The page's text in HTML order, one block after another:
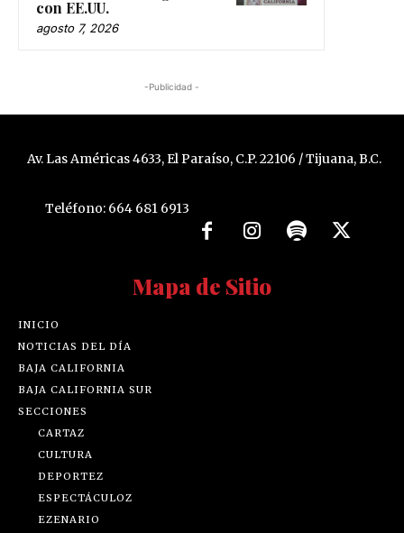
con EE.UU.
agosto 7, 2026
-Publicidad -
Av. Las Américas 4633, El Paraíso, C.P. 22106 / Tijuana, B.C.
Teléfono: 664 681 6913
Mapa de Sitio
INICIO
NOTICIAS DEL DÍA
BAJA CALIFORNIA
BAJA CALIFORNIA SUR
SECCIONES
CARTAZ
CULTURA
DEPORTEZ
ESPECTÁCULOZ
EZENARIO